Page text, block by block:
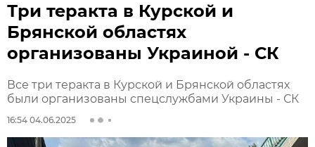
Три теракта в Курской и
Брянской областях
организованы Украиной - СК
Все три теракта в Курской и Брянской областях
были организованы спецслужбами Украины - СК
16:54 04.06.2025